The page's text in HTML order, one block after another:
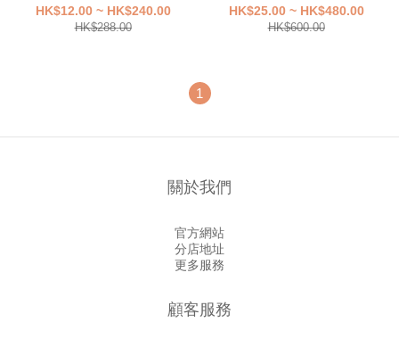
【原箱24 罐】
HK$12.00 ~ HK$240.00
HK$288.00
【原箱24 罐】
HK$25.00 ~ HK$480.00
HK$600.00
1
關於我們
官方網站
分店地址
更多服務
顧客服務